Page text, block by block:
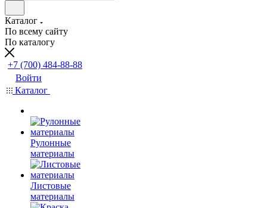
Каталог
По всему сайту
По каталогу
+7 (700) 484-88-88
Войти
Каталог
Рулонные
материалы
Листовые
материалы